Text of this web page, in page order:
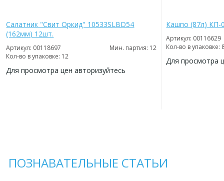
Салатник "Свит Оркид" 10533SLBD54
(162мм) 12шт.
Артикул: 00118697
Мин. партия: 12
Кол-во в упаковке: 12
Для просмотра цен авторизуйтесь
Кашпо (87л) КП-
Артикул: 00116629
Кол-во в упаковке:
Для просмотра
ПОЗНАВАТЕЛЬНЫЕ СТАТЬИ